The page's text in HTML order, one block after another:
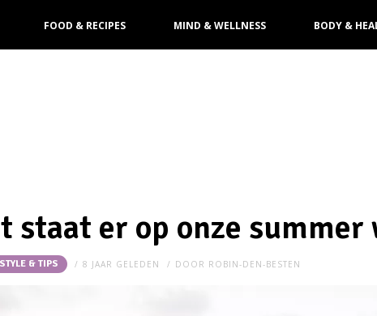
FOOD & RECIPES MIND & WELLNESS BODY &
staat er op onze
& TIPS 8 JAAR GELEDEN DOOR ROBIN-DEN-BESTEN